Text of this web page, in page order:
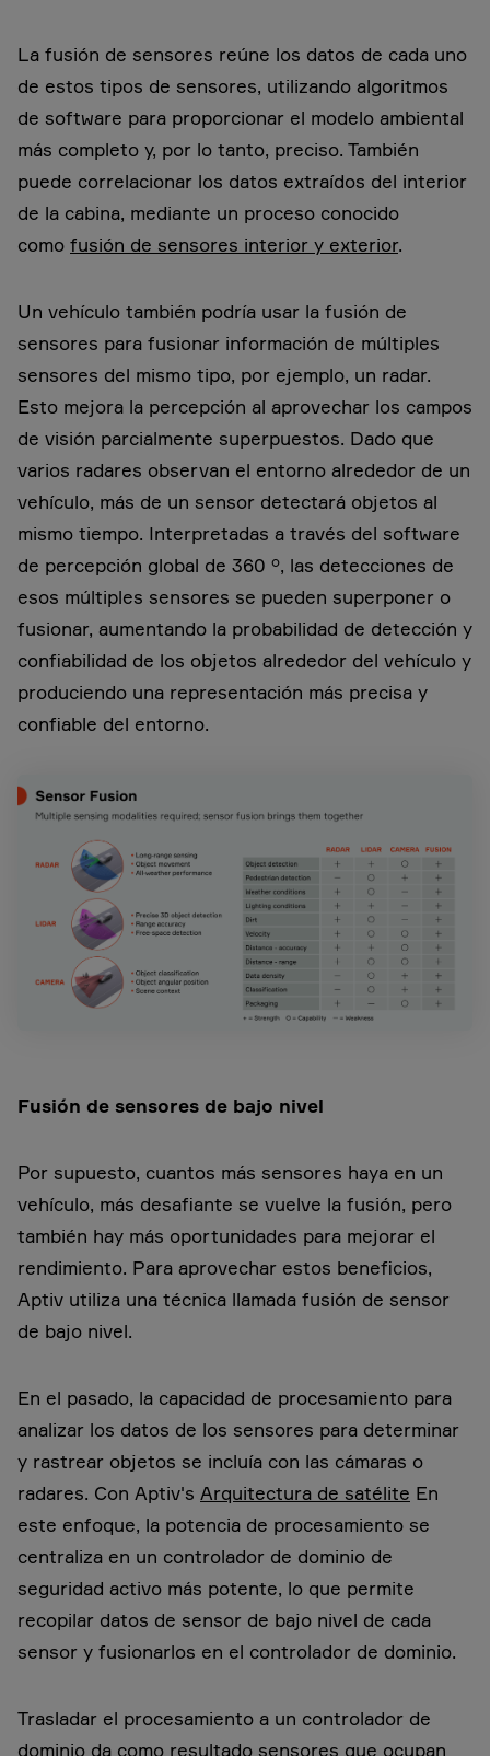
La fusión de sensores reúne los datos de cada uno
de estos tipos de sensores, utilizando algoritmos
de software para proporcionar el modelo ambiental
más completo y, por lo tanto, preciso. También
puede correlacionar los datos extraídos del interior
de la cabina, mediante un proceso conocido
como fusión de sensores interior y exterior.
Un vehículo también podría usar la fusión de
sensores para fusionar información de múltiples
sensores del mismo tipo, por ejemplo, un radar.
Esto mejora la percepción al aprovechar los campos
de visión parcialmente superpuestos. Dado que
varios radares observan el entorno alrededor de un
vehículo, más de un sensor detectará objetos al
mismo tiempo. Interpretadas a través del software
de percepción global de 360 °, las detecciones de
esos múltiples sensores se pueden superponer o
fusionar, aumentando la probabilidad de detección y
confiabilidad de los objetos alrededor del vehículo y
produciendo una representación más precisa y
confiable del entorno.
Fusión de sensores de bajo nivel
Por supuesto, cuantos más sensores haya en un
vehículo, más desafiante se vuelve la fusión, pero
también hay más oportunidades para mejorar el
rendimiento. Para aprovechar estos beneficios,
Aptiv utiliza una técnica llamada fusión de sensor
de bajo nivel.
En el pasado, la capacidad de procesamiento para
analizar los datos de los sensores para determinar
y rastrear objetos se incluía con las cámaras o
radares. Con Aptiv's Arquitectura de satélite En
este enfoque, la potencia de procesamiento se
centraliza en un controlador de dominio de
seguridad activo más potente, lo que permite
recopilar datos de sensor de bajo nivel de cada
sensor y fusionarlos en el controlador de dominio.
Trasladar el procesamiento a un controlador de
dominio da como resultado sensores que ocupan